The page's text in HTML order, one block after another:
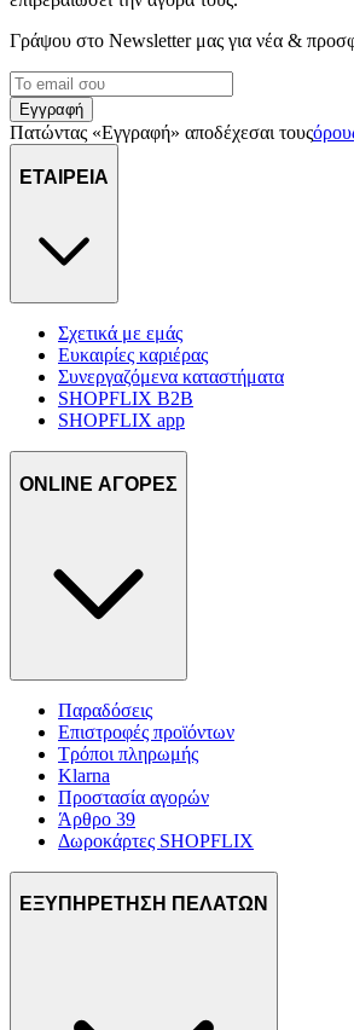
Γράψου στο Νewsletter μας για νέα &
Εγγραφή
Πατώντας «Εγγραφή» αποδέχεσαι τους
ΕΤΑΙΡΕΙΑ
Σχετικά με εμάς
Ευκαιρίες καριέρας
Συνεργαζόμενα καταστήματα
SHOPFLIX B2B
SHOPFLIX app
ONLINE ΑΓΟΡΕΣ
Παραδόσεις
Επιστροφές προϊόντων
Τρόποι πληρωμής
Klarna
Προστασία αγορών
Άρθρο 39
Δωροκάρτες SHOPFLIX
ΕΞΥΠΗΡΕΤΗΣΗ ΠΕΛΑΤΩΝ